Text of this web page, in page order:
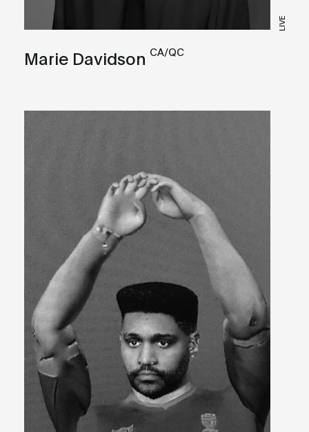
LIVE
Marie Davidson CA/QC